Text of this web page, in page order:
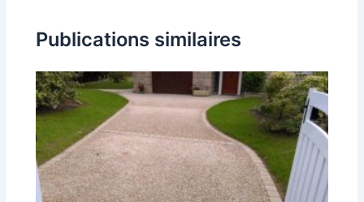
Publications similaires